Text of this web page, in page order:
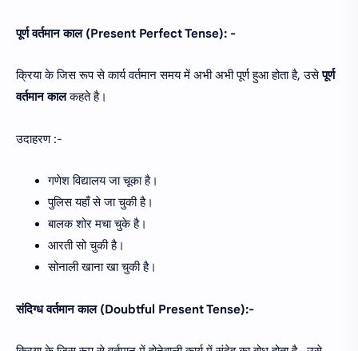
पूर्ण वर्तमान काल (Present Perfect Tense): -
क्रिया के जिस रूप से कार्य वर्तमान समय में अभी अभी पूर्ण हुआ होता है, उसेपूर्ण
वर्तमान कालकहते है।
उदाहरण :-
गणेश विद्यालय जा चूका है।
पुलिस यहाँ से जा चुकी है।
बालक शोर मचा चुके है।
आरती सो चुकी है।
सोनाली खाना खा चुकी है।
संदिग्ध वर्तमान काल (Doubtful Present Tense):-